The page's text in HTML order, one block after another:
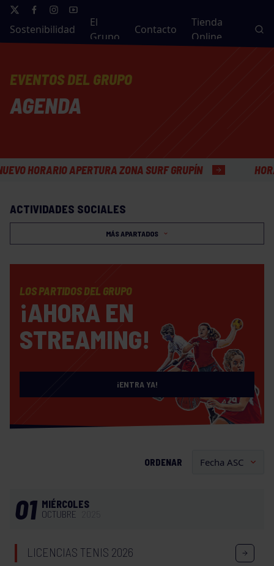
Sostenibilidad
El
Grupo
Contacto
Tienda
Online
EVENTOS DEL GRUPO
AGENDA
APERTURA ZONA SURF GRUPÍN HORARIO
ACTIVIDADES SOCIALES
MÁS APARTADOS
LOS PARTIDOS DEL GRUPO
¡AHORA EN
STREAMING!
¡ENTRA YA!
ORDENAR
01 MIÉRCOLES
OCTUBRE
LICENCIAS TENIS 2026